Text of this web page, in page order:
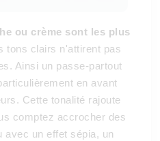
ou crème sont les plus
tons clairs n'attirent pas
Ainsi un passe-partout
en avant
Cette tonalité rajoute
comptez accrocher des
avec un effet sépia, un